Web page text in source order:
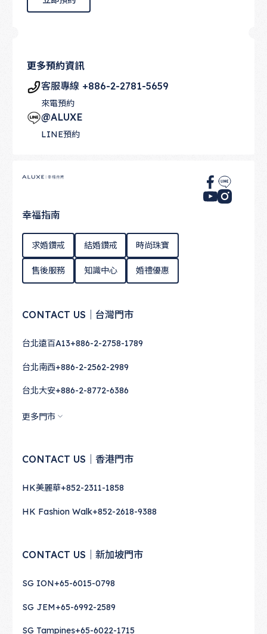
更多預約資訊
客服專線 +886-2-2781-5659
來電預約
@ALUXE
LINE預約
Footer
幸福指南
求婚鑽戒 結婚鑽戒 時尚珠寶
售後服務 知識中心 婚禮優惠
CONTACT US｜台灣門市
台北遠百A13+886-2-2758-1789
台北南西+886-2-2562-2989
台北大安+886-2-8772-6386
更多門市
CONTACT US｜香港門市
HK美麗華+852-2311-1858
HK Fashion Walk+852-2618-9388
CONTACT US｜新加坡門市
SG ION+65-6015-0798
SG JEM+65-6992-2589
SG Tampines+65-6022-1715